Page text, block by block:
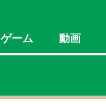
ゲーム 動画